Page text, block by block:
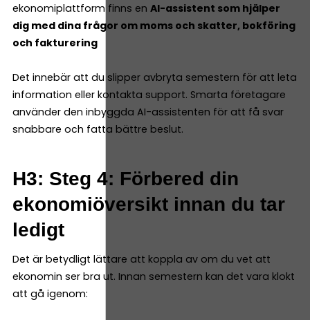
ekonomiplattform finns en AI-assistent som hjälper
dig med dina frågor om moms och skatter, bokföring
och fakturering
Det innebär att du slipper avbryta semestern för att leta
information eller kontakta support. Smarta företagare
använder den inbyggda AI-assistenten för att få svar
snabbare och fatta bättre beslut.
H3: Steg 4: Förbered din
ekonomiöversikt innan du tar
ledigt
Det är betydligt lättare att koppla av om du vet att
ekonomin ser bra ut. Innan semestern kan det vara klokt
att gå igenom: